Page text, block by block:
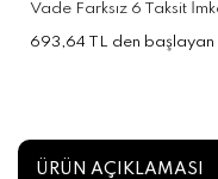
Vade Farksız 6 Taksit
693,64 TL den başlayan
ÜRÜN AÇIKLAMASI